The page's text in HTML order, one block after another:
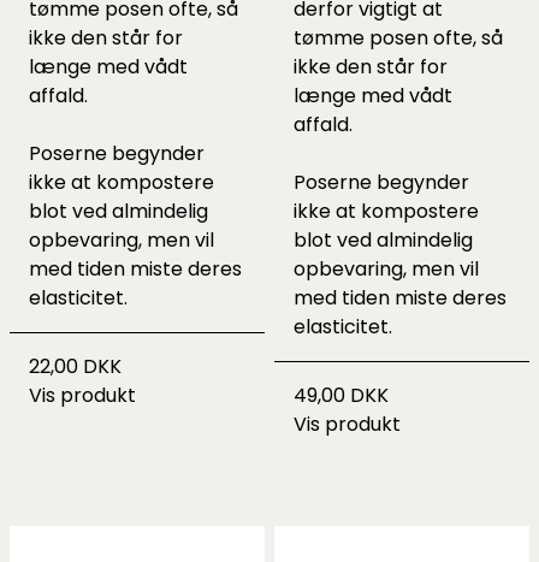
tømme posen ofte, så
ikke den står for
længe med vådt
affald.
Poserne begynder
ikke at kompostere
blot ved almindelig
opbevaring, men vil
med tiden miste deres
elasticitet.
22,00 DKK
Vis produkt
derfor vigtigt at
tømme posen ofte, så
ikke den står for
længe med vådt
affald.
Poserne begynder
ikke at kompostere
blot ved almindelig
opbevaring, men vil
med tiden miste deres
elasticitet.
49,00 DKK
Vis produkt